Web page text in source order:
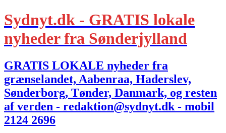
Sydnyt.dk - GRATIS lokale
nyheder fra Sønderjylland
GRATIS LOKALE nyheder fra
grænselandet, Aabenraa, Haderslev,
Sønderborg, Tønder, Danmark, og resten
af verden - redaktion@sydnyt.dk - mobil
2124 2696